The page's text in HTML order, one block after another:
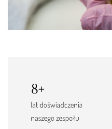
8+
lat doświadczenia
naszego zespołu